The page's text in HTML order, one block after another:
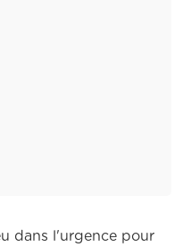
dans l'urgence pour